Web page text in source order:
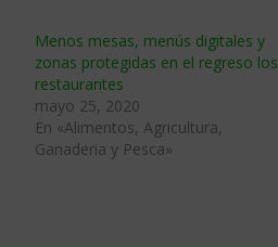
Menos mesas, menús digitales y
zonas protegidas en el regreso los
restaurantes
mayo 25, 2020
En «Alimentos, Agricultura,
Ganaderia y Pesca»